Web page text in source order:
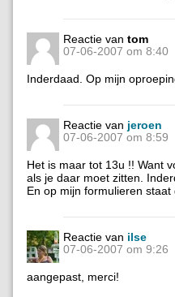
Reactie van tom
07-06-2007 om 8:40
Inderdaad. Op mijn
Reactie van jeroen
07-06-2007 om 8:59
Het is maar tot 13u !! Want
als je daar moet zitten.
En op mijn formulieren
Reactie van ilse
07-06-2007 om 9:26
aangepast, merci!